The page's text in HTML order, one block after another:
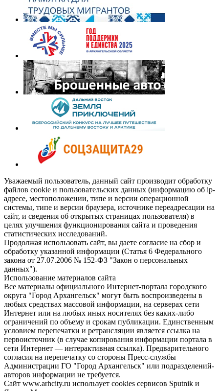
Уважаемый пользователь, данный сайт производит обработку
файлов cookie и пользовательских данных (информацию об ip-
адресе, местоположении, типе и версии операционной
системы, типе и версии браузера, источнике переадресации на
сайт, и сведения об открытых страницах пользователя) в
целях улучшения функционирования сайта и проведения
статистических исследований.
Продолжая использовать сайт, вы даете согласие на сбор и
обработку указанной информации (Статья 6 Федерального
закона от 27.07.2006 № 152-ФЗ "Закон о персональных
данных").
Использование материалов сайта
Все материалы официального Интернет-портала городского
округа "Город Архангельск" могут быть воспроизведены в
любых средствах массовой информации, на серверах сети
Интернет или на любых иных носителях без каких-либо
ограничений по объему и срокам публикации. Единственным
условием перепечатки и ретрансляции является ссылка на
первоисточник (в случае копирования информации портала в
сети Интернет — интерактивная ссылка). Предварительного
согласия на перепечатку со стороны Пресс-службы
Администрации ГО "Город Архангельск" или подразделений-
авторов информации не требуется.
Сайт www.arhcity.ru использует cookies сервисов Sputnik и